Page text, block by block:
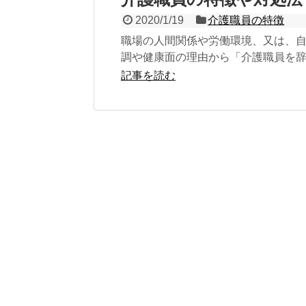
2020/1/19
介護職員の特徴
職場の人間関係や労働環境、又は、
調や健康面の理由から「介護職員を
い」「この介護事業所を辞めたい」と
記事を読む